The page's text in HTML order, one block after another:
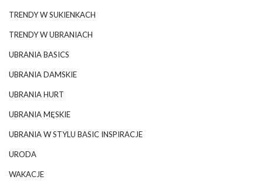
TRENDY W SUKIENKACH
TRENDY W UBRANIACH
UBRANIA BASICS
UBRANIA DAMSKIE
UBRANIA HURT
UBRANIA MĘSKIE
UBRANIA W STYLU BASIC INSPIRACJE
URODA
WAKACJE